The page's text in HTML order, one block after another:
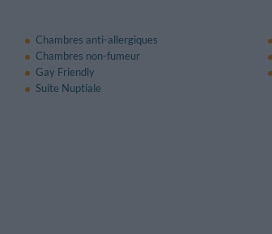
Chambres anti-allergiques
Chambres non-fumeur
Gay Friendly
Suite Nuptiale